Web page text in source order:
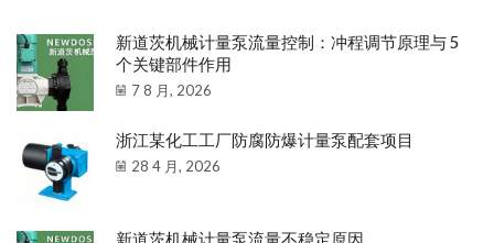
新道茨机械计量泵流量控制：冲程调节原理与 5
个关键部件作用
7 8 月, 2026
浙江某化工工厂防腐防爆计量泵配套项目
28 4 月, 2026
新道茨机械计量泵流量不稳定原因